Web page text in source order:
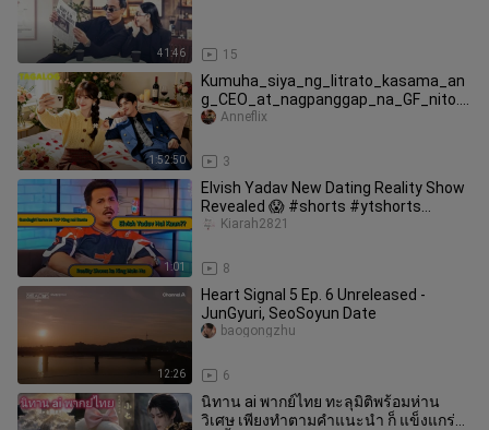
41:46 15
1:52:50
Kumuha_siya_ng_litrato_kasama_an
g_CEO_at_nagpanggap_na_GF_nito._
Nakita_pala_ito_ng_CEO!
3
Anneflix
1:01
Elvish Yadav New Dating Reality Show
Revealed 😱 #shorts #ytshorts
#elvishyadav #dating #realityshow
8
Kiarah2821
12:26
Heart Signal 5 Ep. 6 Unreleased -
JunGyuri, SeoSoyun Date
6
baogongzhu
นิทาน ai พากย์ไทย ทะลุมิติพร้อมห่าน
วิเศษ เพียงทําตามคําแนะนํา ก็ แข็งแกร่ง